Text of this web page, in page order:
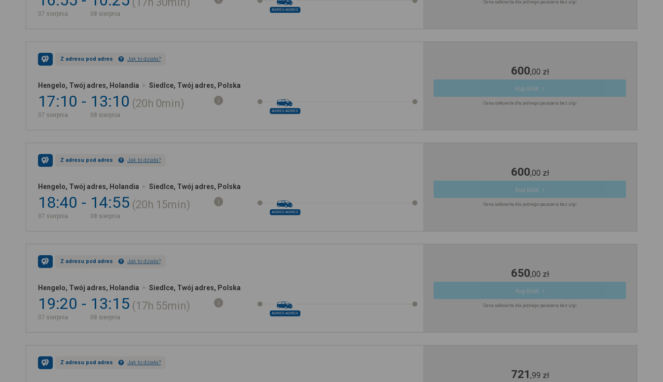
07 sierpnia 08 sierpnia
ADRES-ADRES
Cena całkowita dla jednego pasażera bez ulgi
Z adresu pod adres Jak to działa?
Hengelo, Twój adres, Holandia Siedlce, Twój adres, Polska
17:10
07 sierpnia
13:10
08 sierpnia
20h 0min
ADRES-ADRES
600,00 zł
Kup Bilet
Cena całkowita dla jednego pasażera bez ulgi
Z adresu pod adres Jak to działa?
Hengelo, Twój adres, Holandia Siedlce, Twój adres, Polska
18:40
07 sierpnia
14:55
08 sierpnia
20h 15min
ADRES-ADRES
600,00 zł
Kup Bilet
Cena całkowita dla jednego pasażera bez ulgi
Z adresu pod adres Jak to działa?
Hengelo, Twój adres, Holandia Siedlce, Twój adres, Polska
19:20
07 sierpnia
13:15
08 sierpnia
17h 55min
ADRES-ADRES
650,00 zł
Kup Bilet
Cena całkowita dla jednego pasażera bez ulgi
Z adresu pod adres Jak to działa?
721 ,99 zł